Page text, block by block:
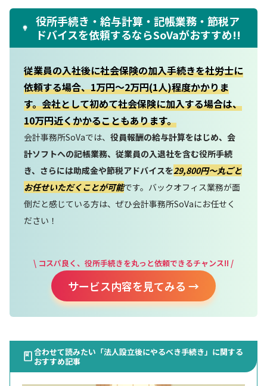
役所手続き・給与計算・記帳業務・節税ア
ドバイスを依頼するならSoVaがおすすめ!!
従業員の入社後に社会保険の加入手続きを社労士に
依頼する場合、1万円～2万円(1人)程度かかりま
す。会社として初めて社会保険に加入する場合は、
10万円近くかかることもあります。
会計事務所SoVaでは、 役員報酬の給与計算をはじめ、会
計ソフトへの記帳業務、従業員の入退社を含む役所手続
き、さらには助成金や節税アドバイスを29,800円〜丸ごと
お任せいただくことが可能です。バックオフィス業務が面
倒だと感じている方は、ぜひ会計事務所SoVaにお任せく
ださい！
\ コスパ良く、役所手続きを丸っと依頼できるチャンス!! /
サービス内容を見てみる →
合わせて読みたい「法人設立後にやるべき手続き」に関する
おすすめ記事